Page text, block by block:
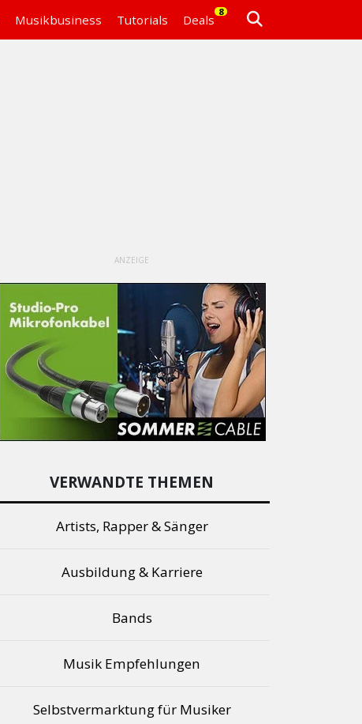
Musikbusiness Tutorials Deals
8
ANZEIGE
VERWANDTE THEMEN
Artists, Rapper & Sänger
Ausbildung & Karriere
Bands
Musik Empfehlungen
Selbstvermarktung für Musiker